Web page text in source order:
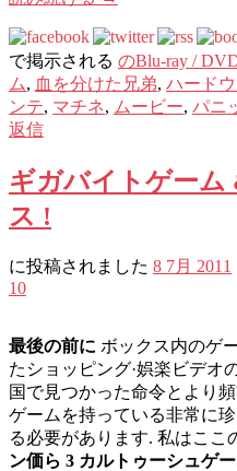
で掲示される のBlu-ray /
ム, 血を分けた兄弟, ハード
ンテ, マチネ, ムービー, パニ
返信
ギガバイトゲーム
ス !
に投稿されました 8 7月 2011
10
最後の前に ボックス内のゲ
たショッピング·娯楽ビデオ
国で見つかった命令とより
ゲームを持っている非常に
る必要があります. 私はここ
ン価ら 3 カルトゥーシュゲ